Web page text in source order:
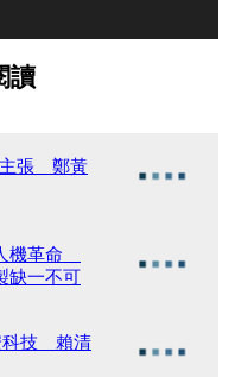
讀
主張 鄭黃
機革命
缺一不可
科技 賴清